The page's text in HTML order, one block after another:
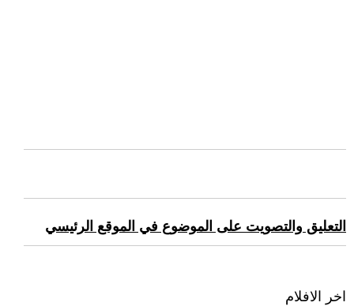
التعليق والتصويت على الموضوع في الموقع الرئيسي
اخر الافلام